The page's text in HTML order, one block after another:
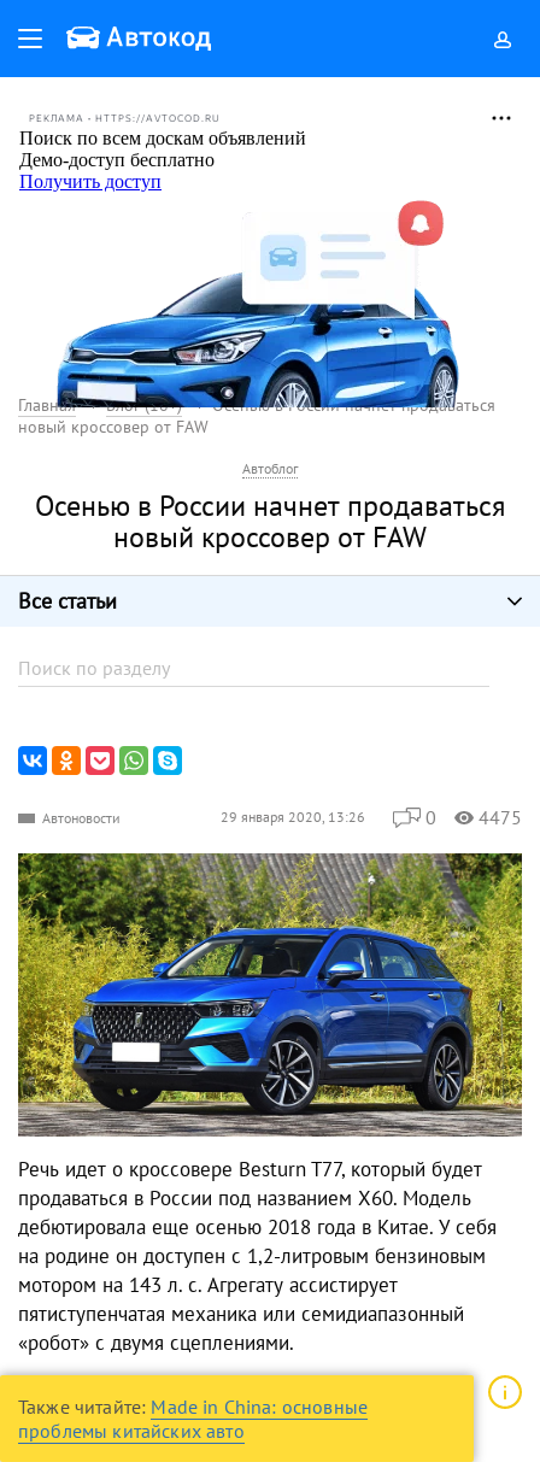
РЕКЛАМА • HTTPS://AVTOCOD.RU
Главная Блог (18+)
Осенью в России начнет продаваться
новый кроссовер от FAW
Автоблог
Осенью в России начнет продаваться
новый кроссовер от FAW
Все статьи
Автоновости 29 января 2020, 13:26 0 4475
Речь идет о кроссовере Besturn T77, который будет
продаваться в России под названием Х60. Модель
дебютировала еще осенью 2018 года в Китае. У себя
на родине он доступен с 1,2-литровым бензиновым
мотором на 143 л. с. Агрегату ассистирует
пятиступенчатая механика или семидиапазонный
«робот» с двумя сцеплениями.
Также читайте: Made in China: основные
проблемы китайских авто